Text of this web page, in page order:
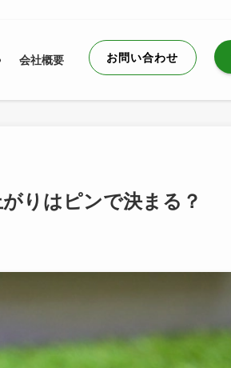
会社概要 お問い合わせ
りはピンで決まる？